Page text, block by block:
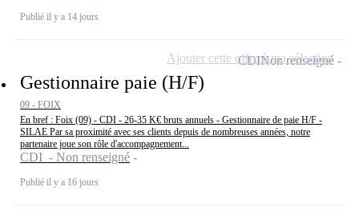
Publié il y a 14 jours
Gestionnaire paie (H/F)
09 - FOIX
En bref : Foix (09) - CDI - 26-35 K€ bruts annuels - Gestionnaire de paie H/F -
SILAE Par sa proximité avec ses clients depuis de nombreuses années, notre
partenaire joue son rôle d'accompagnement...
CDI - Non renseigné
Publié il y a 16 jours
CDINon renseigné
Ajouter cette offre à ma sélection